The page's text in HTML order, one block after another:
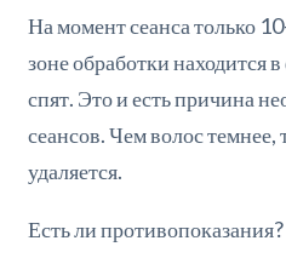
На момент сеанса только
зоне обработки находится
спят. Это и есть причина
сеансов. Чем волос темнее,
удаляется.
Есть ли противопоказания?